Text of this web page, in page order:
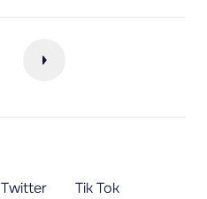
Twitter
Tik Tok